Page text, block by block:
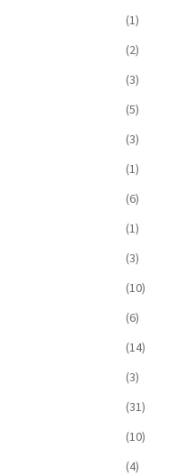
(1)
(2)
(3)
(5)
(3)
(1)
(6)
(1)
(3)
(10)
(6)
(14)
(3)
(31)
(10)
(4)